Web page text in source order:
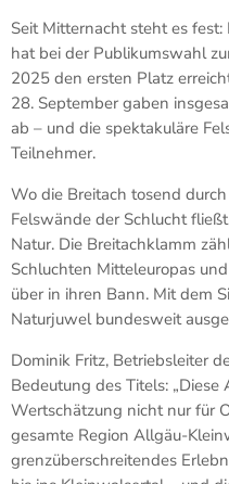
Seit Mitternacht steht es
hat bei der Publikumswahl
2025 den ersten Platz
28. September gaben
ab – und die spektakuläre
Teilnehmer.
Wo die Breitach tosend
Felswände der Schlucht
Natur. Die Breitachklamm
Schluchten Mitteleuropas
über in ihren Bann. Mit dem
Naturjuwel bundesweit
Dominik Fritz, Betriebsleiter
Bedeutung des Titels:
Wertschätzung nicht nur für
gesamte Region Allgäu-
grenzüberschreitendes